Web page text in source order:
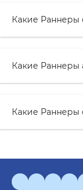
Какие Раннеры
Какие Раннеры
Какие Раннеры